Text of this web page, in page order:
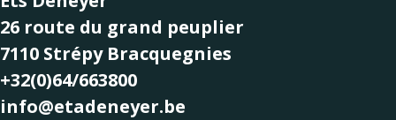
26 route du grand peuplier
7110 Strépy Bracquegnies
+32(0)64/663800
info@etadeneyer.be